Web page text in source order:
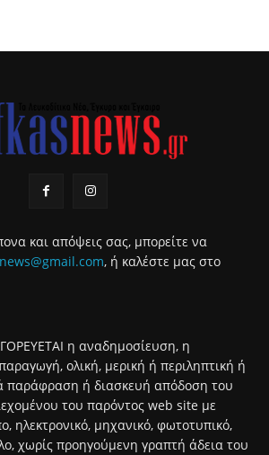
και απόψεις σας, μπορείτε να
, ή καλέστε μας στο
η αναδημοσίευση, η
ολική, μερική ή περιληπτική ή
παράφραση ή διασκευή απόδοση του
του παρόντος web site με
ηλεκτρονικό, μηχανικό, φωτοτυπικό,
χωρίς προηγούμενη γραπτή άδεια του